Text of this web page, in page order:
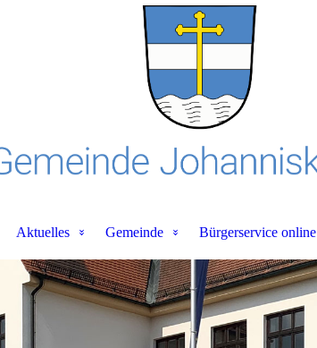
Aktuelles Gemeinde Bürgerservice online